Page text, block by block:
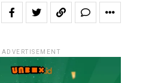
ADVERTISEMENT